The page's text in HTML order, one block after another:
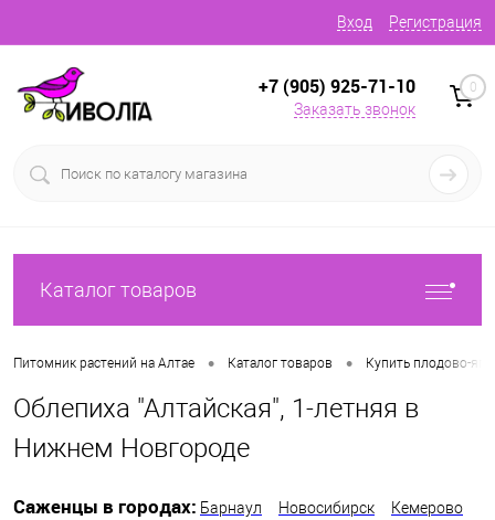
Вход Регистрация
+7 (905) 925-71-10
Заказать звонок
0
Каталог товаров
Питомник растений на Алтае • Каталог товаров • Купить плодово-
Облепиха "Алтайская", 1-летняя в
Нижнем Новгороде
Саженцы в городах: Барнаул Новосибирск
Кемерово